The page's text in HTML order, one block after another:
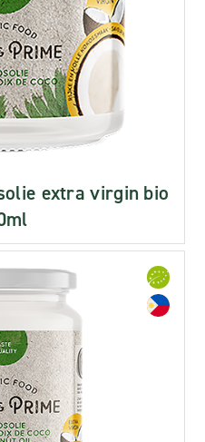
extra virgin bio